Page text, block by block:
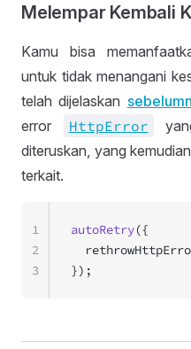
Melempar Kembali
Kamu bisa
untuk tidak menangani
telah dijelaskan
error
HttpError
diteruskan, yang
terkait.
autoRetry({
});
1
2
3